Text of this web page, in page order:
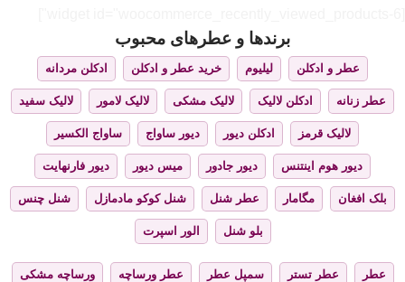
برندها و عطرهای محبوب
عطر و ادکلن لیلیوم خرید عطر و ادکلن ادکلن مردانه
عطر زنانه ادکلن لالیک لالیک مشکی لالیک لامور لالیک سفید
لالیک قرمز ادکلن دیور دیور ساواج ساواج الکسیر
دیور هوم اینتنس دیور جادور میس دیور دیور فارنهایت
بلک افغان مگامار عطر شنل شنل کوکو مادمازل شنل چنس
بلو شنل الور اسپرت
عطر عطر تستر سمپل عطر عطر ورساچه ورساچه مشکی